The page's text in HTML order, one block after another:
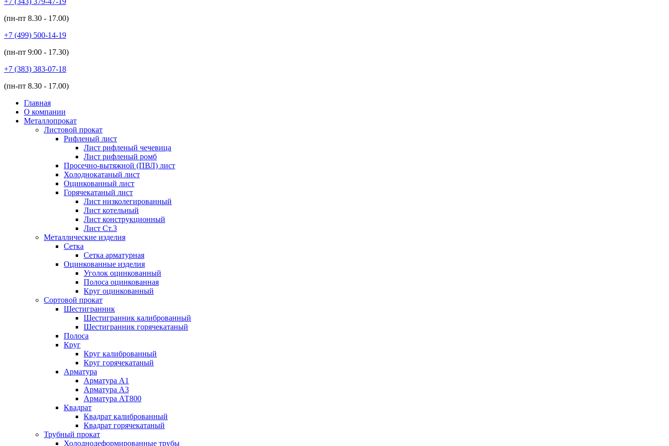
(пн-пт 8.30 - 17.00)
+7 (499) 500-14-19
(пн-пт 9:00 - 17.30)
+7 (383) 383-07-18
(пн-пт 8.30 - 17.00)
Главная
О компании
Металлопрокат
Листовой прокат
Рифленый лист
Лист рифленый чечевица
Лист рифленый ромб
Просечно-вытяжной (ПВЛ) лист
Холоднокатаный лист
Оцинкованный лист
Горячекатаный лист
Лист низколегированный
Лист котельный
Лист конструкционный
Лист Ст.3
Металлические изделия
Сетка
Сетка арматурная
Оцинкованные изделия
Уголок оцинкованный
Полоса оцинкованная
Круг оцинкованный
Сортовой прокат
Шестигранник
Шестигранник калиброванный
Шестигранник горячекатаный
Полоса
Круг
Круг калиброванный
Круг горячекатаный
Арматура
Арматура А1
Арматура А3
Арматура АТ800
Квадрат
Квадрат калиброванный
Квадрат горячекатаный
Трубный прокат
Холоднодеформированные трубы